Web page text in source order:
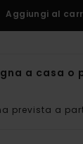
Aggiungi al
a casa o
prevista a